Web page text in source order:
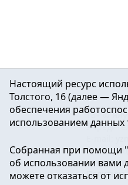
16+ ©
Политика
Настоящий ресурс
Толстого, 16 (далее —
обеспечения
использованием данных
Собранная при помощи
об использовании вами
можете отказаться от